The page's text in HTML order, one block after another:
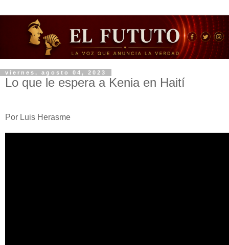
viernes, agosto 04, 2023
Lo que le espera a Kenia en Haití
Por Luis Herasme